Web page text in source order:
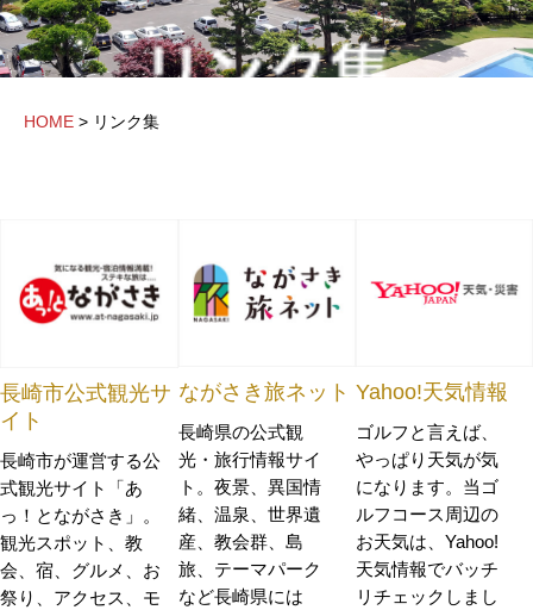
HOME > リンク集
長崎市公式観光サ
イト
長崎市が運営する公
式観光サイト「あ
っ！とながさき」。
観光スポット、教
会、宿、グルメ、お
祭り、アクセス、モ
ながさき旅ネット
長崎県の公式観
光・旅行情報サイ
ト。夜景、異国情
緒、温泉、世界遺
産、教会群、島
旅、テーマパーク
など長崎県には
Yahoo!天気情報
ゴルフと言えば、
やっぱり天気が気
になります。当ゴ
ルフコース周辺の
お天気は、Yahoo!
天気情報でバッチ
リチェックしまし